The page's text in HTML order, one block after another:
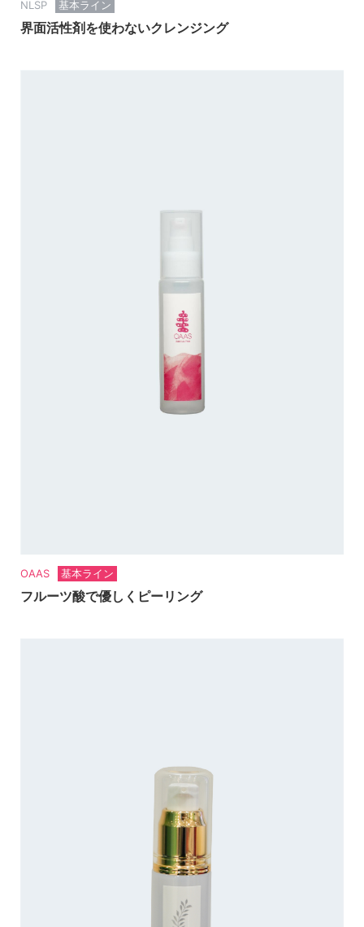
NLSP 基本ライン
界面活性剤を使わないクレンジング
OAAS 基本ライン
フルーツ酸で優しくピーリング